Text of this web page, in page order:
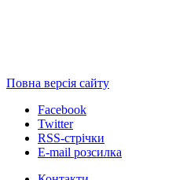
Повна версія сайту
Facebook
Twitter
RSS-стрічки
E-mail розсилка